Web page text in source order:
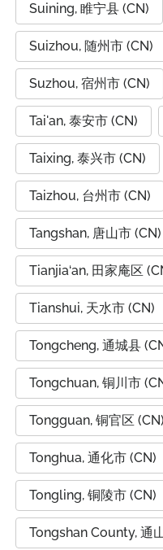
Suining, 睢宁县 (CN)
Suizhou, 随州市 (CN)
Suzhou, 宿州市 (CN)
Tai'an, 泰安市 (CN)
Taixing, 泰兴市 (CN)
Taizhou, 台州市 (CN)
Tangshan, 唐山市 (CN)
Tianjia‘an, 田家庵区
Tianshui, 天水市 (CN)
Tongcheng, 通城县
Tongchuan, 铜川市
Tongguan, 铜官区 (CN)
Tonghua, 通化市 (CN)
Tongling, 铜陵市 (CN)
Tongshan County, 通